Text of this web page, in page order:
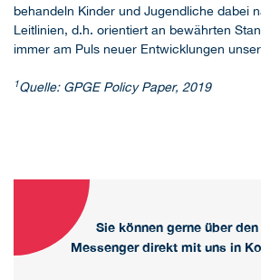
behandeln Kinder und Jugendliche dabei
Leitlinien, d.h. orientiert an bewährten
immer am Puls neuer Entwicklungen
1Quelle: GPGE Policy Paper, 2019
Sie können gerne über
Messenger direkt mit uns in